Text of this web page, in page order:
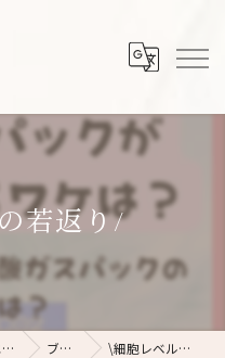
若返り/
熊本県熊本市東区のフェイシャルエステならSIROE ブログ \細胞レベルの若返り/